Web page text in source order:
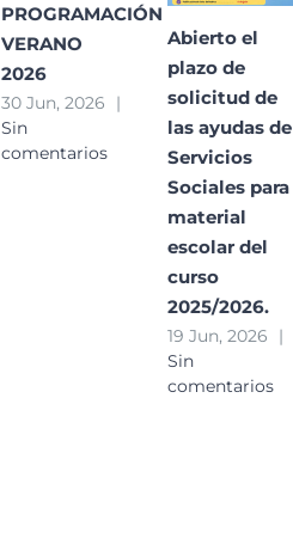
PROGRAMACIÓN
VERANO
2026
30 Jun, 2026
|
Sin
comentarios
Abierto el
plazo de
solicitud de
las ayudas de
Servicios
Sociales para
material
escolar del
curso
2025/2026.
19 Jun, 2026
|
Sin
comentarios